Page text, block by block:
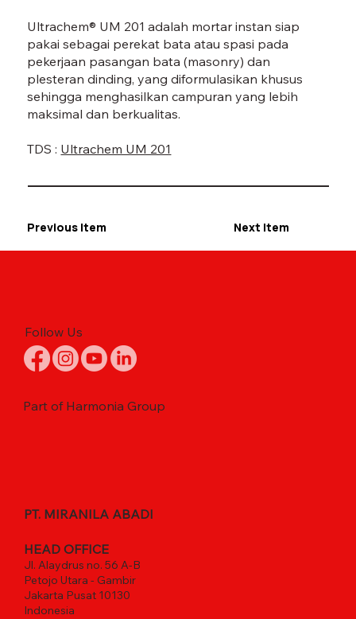
UM 201-05.jpg
Ultrachem® UM 201 adalah mortar instan siap
pakai sebagai perekat bata atau spasi pada
pekerjaan pasangan bata (masonry) dan
plesteran dinding, yang diformulasikan khusus
sehingga menghasilkan campuran yang lebih
maksimal dan berkualitas.
TDS : Ultrachem UM 201
Previous Item Next Item
Follow Us
Part of Harmonia Group
PT. MIRANILA ABADI
HEAD OFFICE
Jl. Alaydrus no. 56 A-B
Petojo Utara - Gambir
Jakarta Pusat 10130
Indonesia